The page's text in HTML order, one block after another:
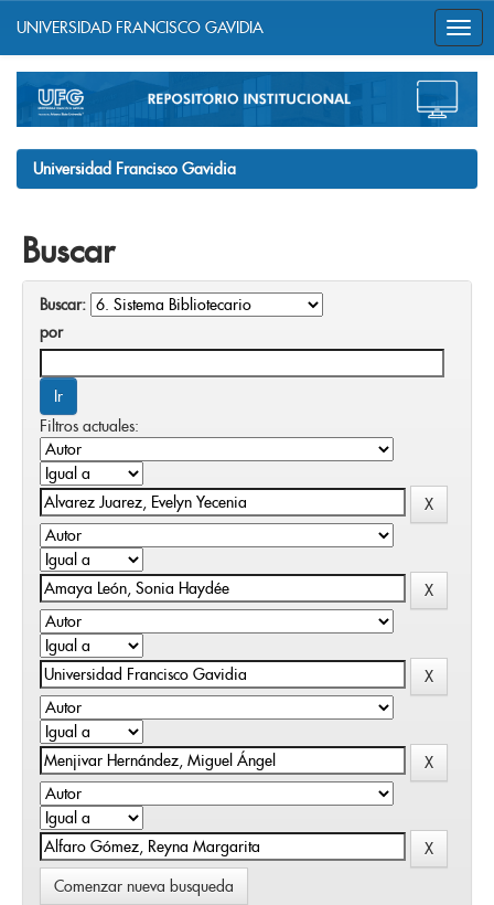
navigation
UNIVERSIDAD FRANCISCO GAVIDIA
Universidad Francisco Gavidia
Buscar
Buscar:
por
Filtros actuales:
Comenzar nueva busqueda